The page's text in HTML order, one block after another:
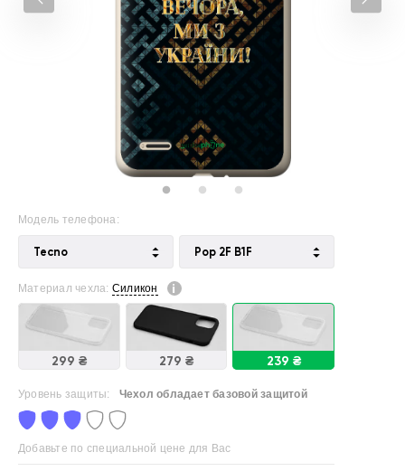
Модель телефона:
Tecno Pop 2F B1F
Материал чехла: Силикон
299 ₴ 279 ₴ 239 ₴
Уровень защиты: Чехол обладает базовой защитой
Добавьте по специальной цене для Вас